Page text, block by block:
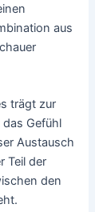
aus
trägt zur
Gefühl
Austausch
Teil der
den